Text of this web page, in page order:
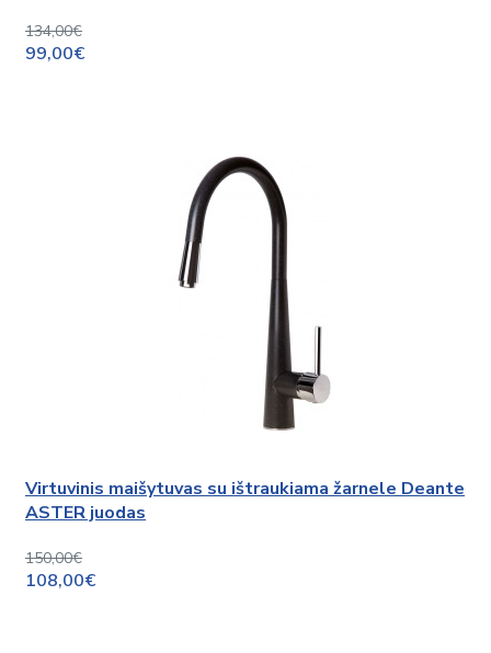
134,00€
99,00€
Virtuvinis maišytuvas su ištraukiama žarnele Deante
ASTER juodas
150,00€
108,00€